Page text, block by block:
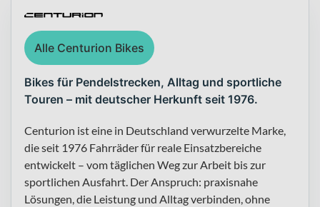
Alle Centurion Bikes
Bikes für Pendelstrecken, Alltag und sportliche
Touren – mit deutscher Herkunft seit 1976.
Centurion ist eine in Deutschland verwurzelte Marke,
die seit 1976 Fahrräder für reale Einsatzbereiche
entwickelt – vom täglichen Weg zur Arbeit bis zur
sportlichen Ausfahrt. Der Anspruch: praxisnahe
Lösungen, die Leistung und Alltag verbinden, ohne